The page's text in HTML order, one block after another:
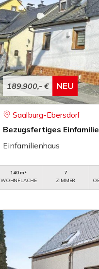
189.900,- € NEU
Saalburg-Ebersdorf
Bezugsfertiges
Einfamilienhaus
140 m²
WOHNFLÄCHE
7
ZIMMER